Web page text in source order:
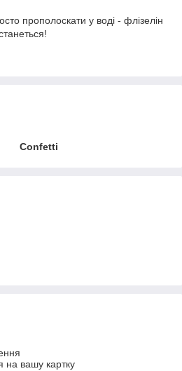
прополоскати у воді - флізелін
Confetti
на вашу картку